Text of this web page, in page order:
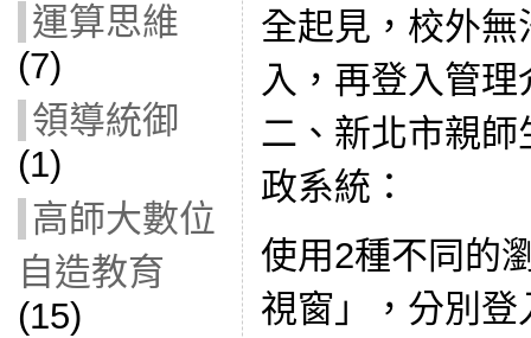
運算思維
(7)
領導統御
(1)
高師大數位
自造教育
(15)
全起見，校外
入，再登入管
二、新北市親
政系統：
使用2種不同的
視窗」，分別